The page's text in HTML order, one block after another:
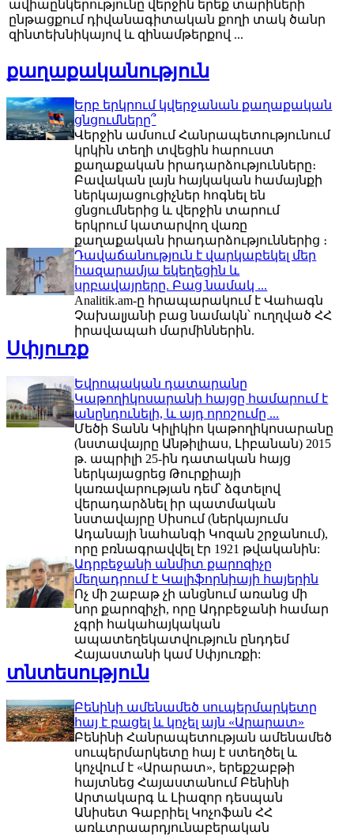
ավիաընկերությունը վերջին երեք տարիների
ընթացքում դիվանագիտական քողի տակ ծանր
զինտեխնիկայով և զինամթերքով ...
քաղաքականություն
Երբ երկրում կվերջանան քաղաքական
ցնցումները՞
Վերջին ամսում Հանրապետությունում
կրկին տեղի տվեցին հարուստ
քաղաքական իրադարձությունները։
Բավական լայն հայկական համայնքի
ներկայացուցիչներ հոգնել են
ցնցումներից և վերջին տարում
երկրում կատարվող վառը
քաղաքական իրադարձություններից ։
Դավաճանություն է վարկաբեկել մեր
հազարամյա եկեղեցին և
սրբավայրերը. Բաց նամակ ...
Analitik.am-ը հրապարակում է Վահագն
Չախալյանի բաց նամակն՝ ուղղված ՀՀ
իրավապահ մարմիններին.
Սփյուռք
Եվրոպական դատարանը
Կաթողիկոսարանի հայցը համարում է
անընդունելի, և այդ որոշումը ...
Մեծի Տանն Կիլիկիո կաթողիկոսարանը
(նստավայրը Անթիլիաս, Լիբանան) 2015
թ. ապրիլի 25-ին դատական հայց
ներկայացրեց Թուրքիայի
կառավարության դեմ՝ ձգտելով
վերադարձնել իր պատմական
նստավայրը Սիսում (ներկայումս
Ադանայի նահանգի Կոզան շրջանում),
որը բռնագրավվել էր 1921 թվականին:
Ադրբեջանի անմիտ քարոզիչը
մեղադրում է Կալիֆորնիայի հայերին
Ոչ մի շաբաթ չի անցնում առանց մի
նոր քարոզիչի, որը Ադրբեջանի համար
չգրի հակահայկական
ապատեղեկատվություն ընդդեմ
Հայաստանի կամ Սփյուռքի:
տնտեսություն
Բենինի ամենամեծ սուպերմարկետը
հայ է բացել և կոչել այն «Արարատ»
Բենինի Հանրապետության ամենամեծ
սուպերմարկետը հայ է ստեղծել և
կոչվում է «Արարատ», երեքշաբթի
հայտնեց Հայաստանում Բենինի
Արտակարգ և Լիազոր դեսպան
Անիսետ Գաբրիել Կոչոֆան ՀՀ
առևտրաարդյունաբերական